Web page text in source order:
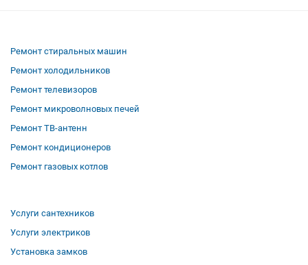
Ремонт стиральных машин
Ремонт холодильников
Ремонт телевизоров
Ремонт микроволновых печей
Ремонт ТВ-антенн
Ремонт кондиционеров
Ремонт газовых котлов
Услуги сантехников
Услуги электриков
Установка замков